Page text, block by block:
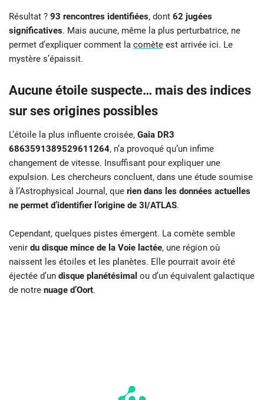
Résultat ? 93 rencontres identifiées, dont 62 jugées
significatives. Mais aucune, même la plus perturbatrice, ne
permet d’expliquer comment la comète est arrivée ici. Le
mystère s’épaissit.
Aucune étoile suspecte… mais des indices
sur ses origines possibles
L’étoile la plus influente croisée, Gaia DR3
6863591389529611264, n’a provoqué qu’un infime
changement de vitesse. Insuffisant pour expliquer une
expulsion. Les chercheurs concluent, dans une étude soumise
à l’Astrophysical Journal, que rien dans les données actuelles
ne permet d’identifier l’origine de 3I/ATLAS.
Cependant, quelques pistes émergent. La comète semble
venir du disque mince de la Voie lactée, une région où
naissent les étoiles et les planètes. Elle pourrait avoir été
éjectée d’un disque planétésimal ou d’un équivalent galactique
de notre nuage d’Oort.